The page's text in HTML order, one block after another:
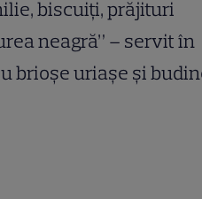
biscuiți, prăjituri
neagră” – servit în
brioșe uriașe și